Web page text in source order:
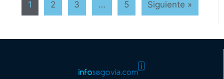
1 2 3 … 5 Siguiente »